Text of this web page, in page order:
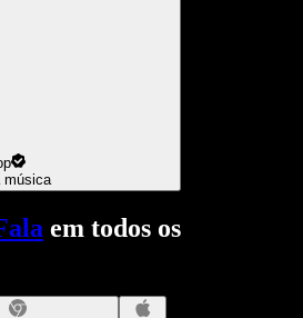
música
em todos os